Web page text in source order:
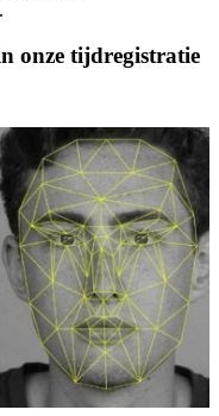
onze tijdregistratie